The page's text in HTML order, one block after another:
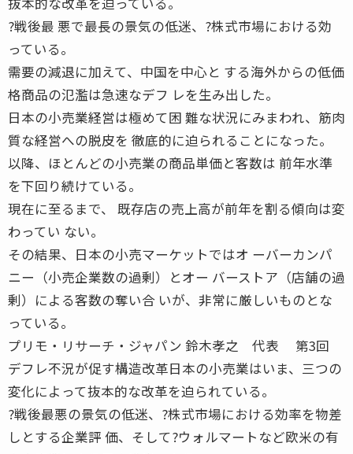
?戦後最 悪で最長の景気の低迷、?株式市場における効
っている。
需要の減退に加えて、中国を中心と する海外からの低価
格商品の氾濫は急速なデフ レを生み出した。
日本の小売業経営は極めて困 難な状況にみまわれ、筋肉
質な経営への脱皮を 徹底的に迫られることになった。
以降、ほとんどの小売業の商品単価と客数は 前年水準
を下回り続けている。
現在に至るまで、 既存店の売上高が前年を割る傾向は変
わってい ない。
その結果、日本の小売マーケットではオ ーバーカンパ
ニー（小売企業数の過剰）とオー バーストア（店舗の過
剰）による客数の奪い合 いが、非常に厳しいものとな
っている。
プリモ・リサーチ・ジャパン 鈴木孝之 代表 第3回
デフレ不況が促す構造改革日本の小売業はいま、三つの
変化によって抜本的な改革を迫られている。
?戦後最悪の景気の低迷、?株式市場における効率を物差
しとする企業評 価、そして?ウォルマートなど欧米の有